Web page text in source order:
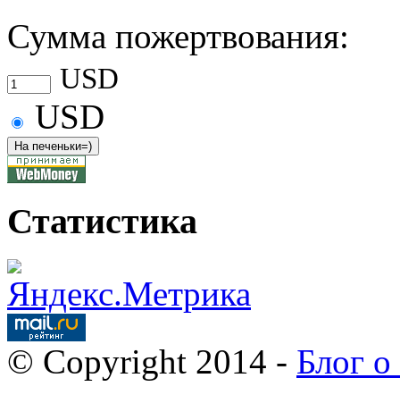
Сумма пожертвования:
USD
USD
Статистика
© Copyright 2014 - Блог о